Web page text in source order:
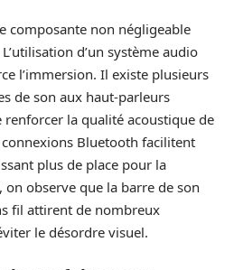
composante non négligeable
d’un système audio
l’immersion. Il existe plusieurs
de son aux haut-parleurs
la qualité acoustique de
Bluetooth facilitent
plus de place pour la
observe que la barre de son
fil attirent de nombreux
le désordre visuel.